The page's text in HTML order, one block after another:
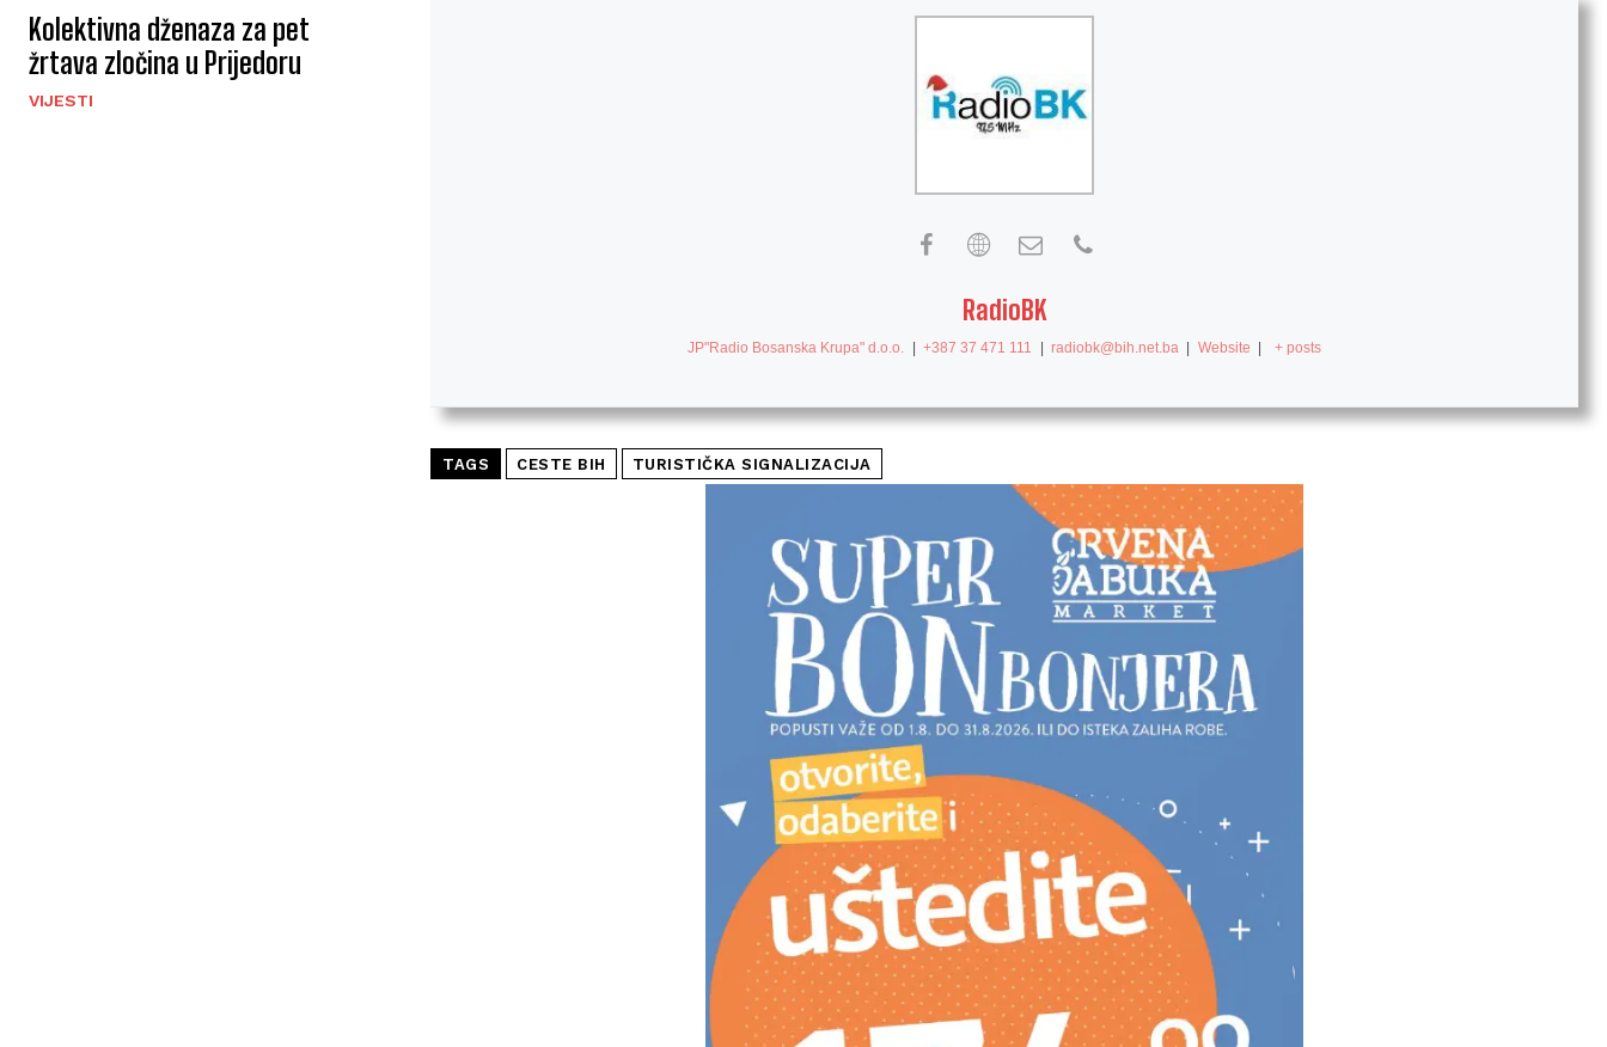
Kolektivna dženaza za pet
žrtava zločina u Prijedoru
VIJESTI
RadioBK
JP"Radio Bosanska Krupa" d.o.o. | +387 37 471 111 | radiobk@bih.net.ba | Website | + posts
TAGS CESTE BIH TURISTIČKA SIGNALIZACIJA